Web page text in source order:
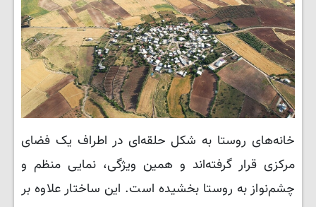
خانه‌های روستا به شکل حلقه‌ای در اطراف یک فضای
مرکزی قرار گرفته‌اند و همین ویژگی، نمایی منظم و
چشم‌نواز به روستا بخشیده است. این ساختار علاوه بر